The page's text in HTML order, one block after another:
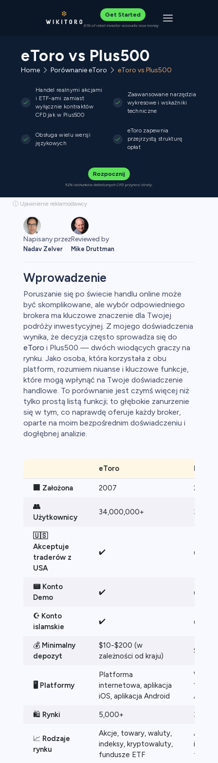
Get Started
61% of retail investor accounts lose money Toggle
eToro vs Plus500
Home Porównanie eToro eToro vs Plus500
Handel realnymi akcjami
i ETF-ami zamiast
wyłącznie kontraktów
CFD jak w Plus500
Zaawansowane narzędzia
wykresowe i wskaźniki
techniczne
Obsługa wielu wersji
językowych
eToro zapewnia
przejrzystą strukturę
opłat
Rozpocznij
52% rachunków detalicznych CFD przynosi straty.
ⓘ Ujawnienie reklamodawcy
Napisany przez
Nadav Zelver
Reviewed by
Mike Druttman
Wprowadzenie
Poruszanie się po świecie handlu online może
być skomplikowane, ale wybór odpowiedniego
brokera ma kluczowe znaczenie dla Twojej
podróży inwestycyjnej. Z mojego doświadczenia
wynika, że decyzja często sprowadza się do
eToro i Plus500 — dwóch wiodących graczy na
rynku. Jako osoba, która korzystała z obu
platform, rozumiem niuanse i kluczowe funkcje,
które mogą wpłynąć na Twoje doświadczenie
handlowe. To porównanie jest czymś więcej niż
tylko prostą listą funkcji; to głębokie zanurzenie
się w tym, co naprawdę oferuje każdy broker,
oparte na moim bezpośrednim doświadczeniu i
dogłębnej analizie.
eToro
🏢 Założona 2007 2008
👥
Użytkownicy
34,000,000+
🇺🇸
Akceptuje
traderów z
USA
✔️ ✔️
📟 Konto
Demo
✔️ ✔️
☪️ Konto
islamskie
✔️ ✔️
💰 Minimalny
depozyt
$10-$200 (w
zależności od kraju)
$100
🖥️ Platformy
Platforma
internetowa, aplikacja
iOS, aplikacja Android
10
App,
🛍️ Rynki 5,000+ 3,000+
📈 Rodzaje
rynku
Akcje, towary, waluty,
indeksy, kryptowaluty,
fundusze ETF
Akcje,